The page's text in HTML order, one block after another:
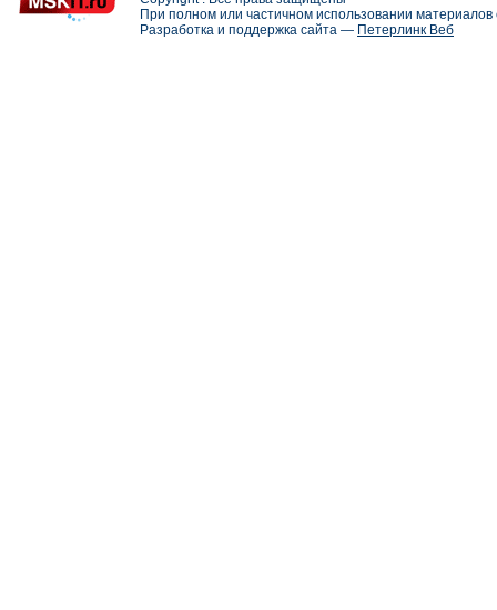
При полном или частичном использовании
Разработка и поддержка сайта — Петерлинк Веб